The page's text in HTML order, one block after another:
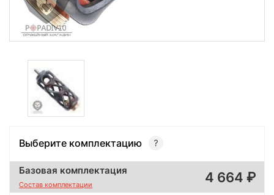
Выберите комплектацию
Базовая комплектация
Состав комплектации 4 664